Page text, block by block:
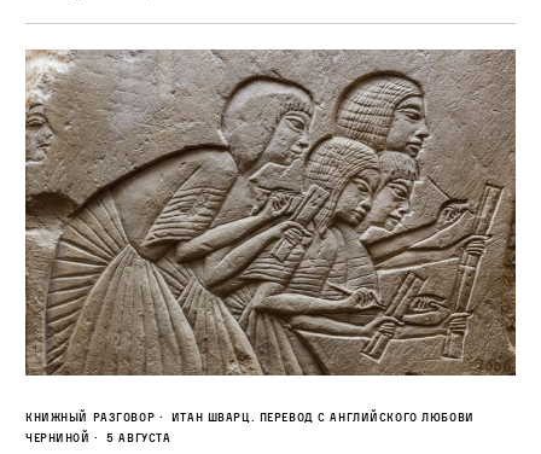
Книжный разговор
Итан Шварц. Перевод с английского Любови
Черниной
5 августа